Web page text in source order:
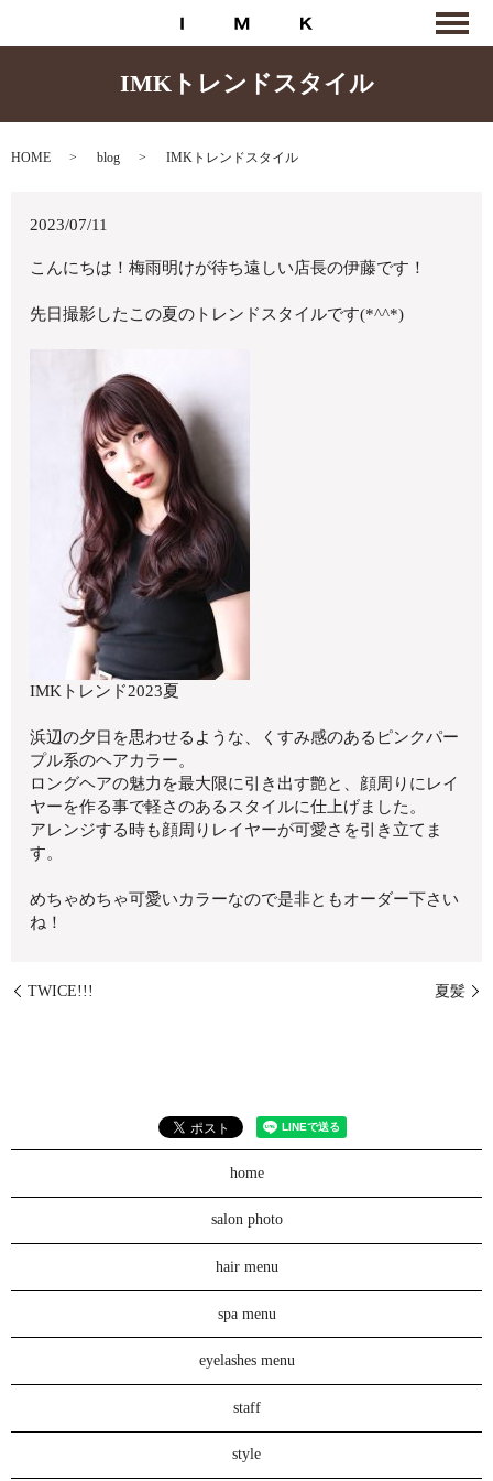
IMKトレンドスタイル
HOME blog IMKトレンドスタイル
2023/07/11
こんにちは！梅雨明けが待ち遠しい店長の伊藤です！
先日撮影したこの夏のトレンドスタイルです(*^^*)
IMKトレンド2023夏
浜辺の夕日を思わせるような、くすみ感のあるピンクパー
プル系のヘアカラー。
ロングヘアの魅力を最大限に引き出す艶と、顔周りにレイ
ヤーを作る事で軽さのあるスタイルに仕上げました。
アレンジする時も顔周りレイヤーが可愛さを引き立てま
す。
めちゃめちゃ可愛いカラーなので是非ともオーダー下さい
ね！
TWICE!!! 夏髪
home
salon photo
hair menu
spa menu
eyelashes menu
staff
style